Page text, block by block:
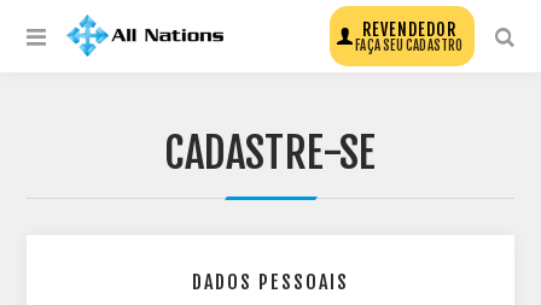
REVENDEDOR
FAÇA SEU CADASTRO
CADASTRE-SE
DADOS PESSOAIS